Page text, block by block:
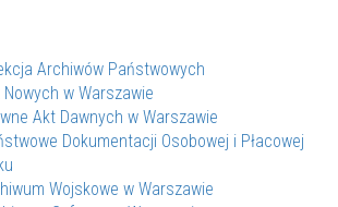
Archiwów Państwowych
w Warszawie
Akt Dawnych w Warszawie
Dokumentacji Osobowej i Płacowej
Wojskowe w Warszawie